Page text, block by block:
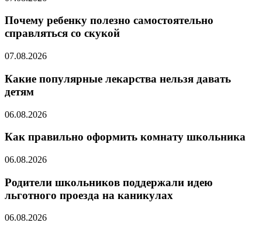
Почему ребенку полезно самостоятельно
справляться со скукой
07.08.2026
Какие популярные лекарства нельзя давать
детям
06.08.2026
Как правильно оформить комнату школьника
06.08.2026
Родители школьников поддержали идею
льготного проезда на каникулах
06.08.2026